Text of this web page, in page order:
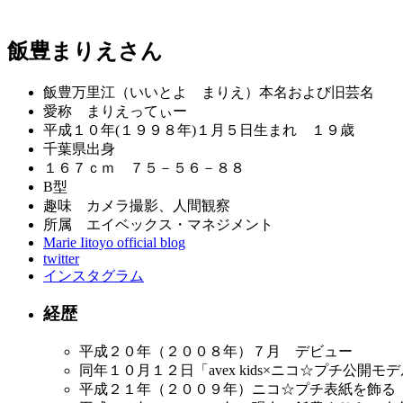
飯豊まりえさん
飯豊万里江（いいとよ まりえ）本名および旧芸名
愛称 まりえってぃー
平成１０年(１９９８年)１月５日生まれ １９歳
千葉県出身
１６７ｃｍ ７５－５６－８８
B型
趣味 カメラ撮影、人間観察
所属 エイベックス・マネジメント
Marie Iitoyo official blog
twitter
インスタグラム
経歴
平成２０年（２００８年）７月 デビュー
同年１０月１２日「avex kids×ニコ☆プチ公開モ
平成２１年（２００９年）ニコ☆プチ表紙を飾る